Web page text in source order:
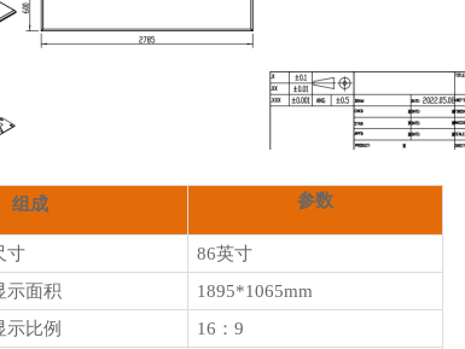
组成 参数
寸 86英寸
示面积
1895*1065mm
示比例
16 ： 9